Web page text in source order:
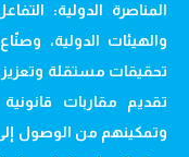
المناصرة الدولية:
والهيئات الدولية،
تحقيقات مستقلة وتعزيز
تقديم مقاربات
وتمكينهم من الوصول إلى